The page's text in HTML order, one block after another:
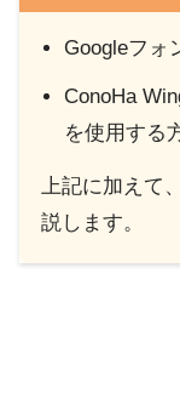
Googleフォ
ConoHa
を使用する
上記に加えて
説します。